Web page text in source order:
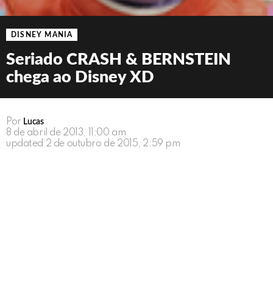
DISNEY MANIA
Seriado CRASH & BERNSTEIN
chega ao Disney XD
Por Lucas
8 de abril de 2013, 11:00 am
updated 2 de outubro de 2015, 2:59 pm